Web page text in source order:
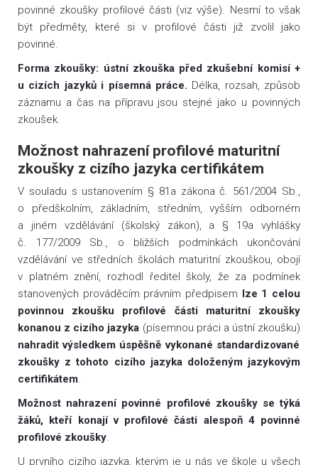
povinné zkoušky profilové části (viz výše). Nesmí to však
být předměty, které si v profilové části již zvolil jako
povinné.
Forma zkoušky: ústní zkouška před zkušební komisí +
u cizích jazyků i písemná práce. Délka, rozsah, způsob
záznamu a čas na přípravu jsou stejné jako u povinných
zkoušek.
Možnost nahrazení profilové maturitní
zkoušky z cizího jazyka certifikátem
V souladu s ustanovením § 81a zákona č. 561/2004 Sb.,
o předškolním, základním, středním, vyšším odborném
a jiném vzdělávání (školský zákon), a § 19a vyhlášky
č. 177/2009 Sb., o bližších podmínkách ukončování
vzdělávání ve středních školách maturitní zkouškou, obojí
v platném znění, rozhodl ředitel školy, že za podmínek
stanovených prováděcím právním předpisem lze 1 celou
povinnou zkoušku profilové části maturitní zkoušky
konanou z cizího jazyka (písemnou práci a ústní zkoušku)
nahradit výsledkem úspěšně vykonané standardizované
zkoušky z tohoto cizího jazyka doloženým jazykovým
certifikátem
Možnost nahrazení povinné profilové zkoušky se týká
žáků, kteří konají v profilové části alespoň 4 povinné
profilové zkoušky
U prvního cizího jazyka, kterým je u nás ve škole u všech